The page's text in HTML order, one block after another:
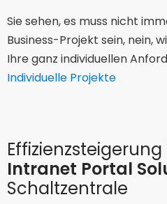
Sie sehen, es muss nicht
Business-Projekt sein, nein,
Ihre ganz individuellen
Individuelle Projekte
Effizienzsteigerung
Intranet Portal
Schaltzentrale